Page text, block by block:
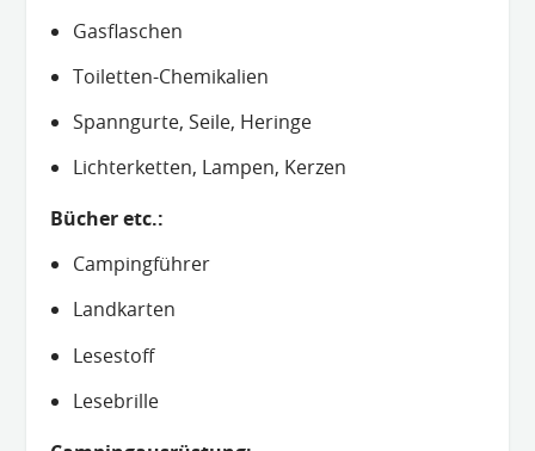
Gasflaschen
Toiletten-Chemikalien
Spanngurte, Seile, Heringe
Lichterketten, Lampen, Kerzen
Bücher etc.:
Campingführer
Landkarten
Lesestoff
Lesebrille